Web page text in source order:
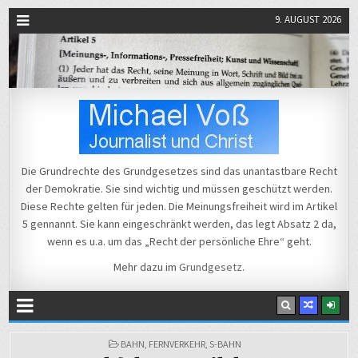
9. AUGUST 2026
Michael Voß
Die Grundrechte des Grundgesetzes sind das unantastbare Recht
der Demokratie. Sie sind wichtig und müssen geschützt werden.
Diese Rechte gelten für jeden. Die Meinungsfreiheit wird im Artikel
5 gennannt. Sie kann eingeschränkt werden, das legt Absatz 2 da,
wenn es u.a. um das „Recht der persönliche Ehre“ geht.
Mehr dazu im Grundgesetz.
POSTED
IN
BAHN, FERNVERKEHR, S-BAHN